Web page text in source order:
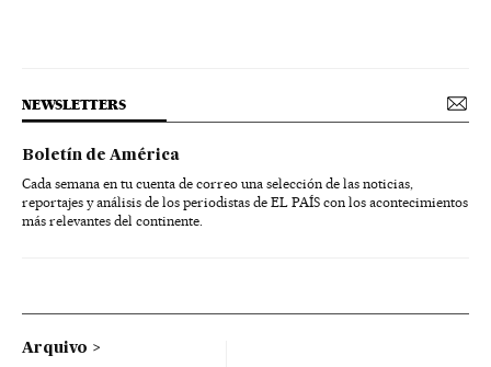
NEWSLETTERS
Boletín de América
Cada semana en tu cuenta de correo una selección de las noticias,
reportajes y análisis de los periodistas de EL PAÍS con los acontecimientos
más relevantes del continente.
Arquivo